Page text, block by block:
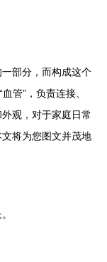
部分，而构成这个
管”，负责连接、
观，对于家庭日常
将为您图文并茂地